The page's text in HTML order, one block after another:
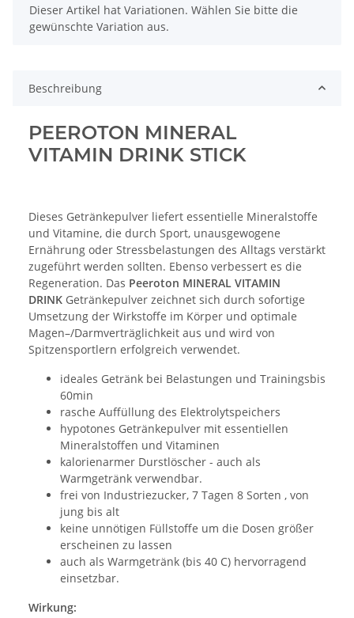
x
Dieser Artikel hat Variationen. Wählen Sie bitte die
gewünschte Variation aus.
Beschreibung
PEEROTON MINERAL
VITAMIN DRINK STICK
Dieses Getränkepulver liefert essentielle Mineralstoffe
und Vitamine, die durch Sport, unausgewogene
Ernährung oder Stressbelastungen des Alltags verstärkt
zugeführt werden sollten. Ebenso verbessert es die
Regeneration. Das Peeroton MINERAL VITAMIN
DRINK Getränkepulver zeichnet sich durch sofortige
Umsetzung der Wirkstoffe im Körper und optimale
Magen–/Darmverträglichkeit aus und wird von
Spitzensportlern erfolgreich verwendet.
ideales Getränk bei Belastungen und Trainingsbis
60min
rasche Auffüllung des Elektrolytspeichers
hypotones Getränkepulver mit essentiellen
Mineralstoffen und Vitaminen
kalorienarmer Durstlöscher - auch als
Warmgetränk verwendbar.
frei von Industriezucker, 7 Tagen 8 Sorten , von
jung bis alt
keine unnötigen Füllstoffe um die Dosen größer
erscheinen zu lassen
auch als Warmgetränk (bis 40 C) hervorragend
einsetzbar.
Wirkung: